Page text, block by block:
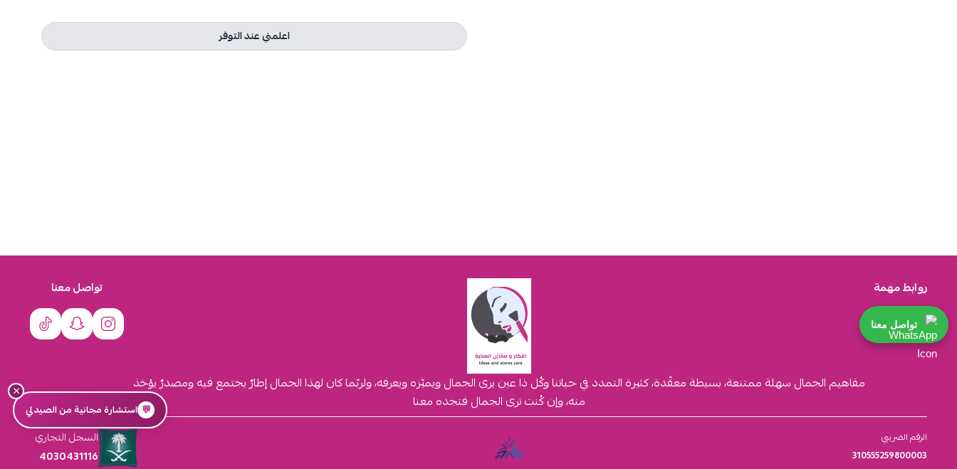
اعلمني عند التوفر
روابط مهمة
مفاهيم الجمال سهلة ممتنعة، بسيطة معقّدة، كثيرة التمدد في حياتنا وكُل ذا عين يرى الجمال ويميّزه ويعرفه، ولربّما كان لهذا الجمال إطارٌ يجتمع فيه ومصدرٌ يؤخذ
منه، وإن كُنت ترى الجمال فتجده معنا
تواصل معنا
الرقم الضريبي
310555259800003
السجل التجاري
4030431116
×
💬 استشارة مجانية من الصيدلي
تواصل معنا